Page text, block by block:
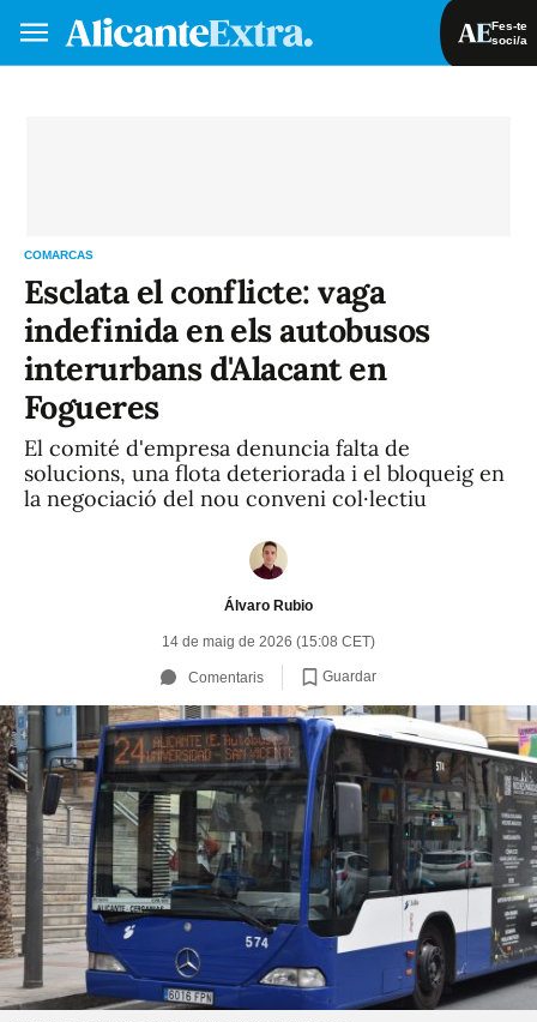
Fes-te
soci/a
COMARCAS
Esclata el conflicte: vaga
indefinida en els autobusos
interurbans d'Alacant en
Fogueres
El comité d'empresa denuncia falta de
solucions, una flota deteriorada i el bloqueig en
la negociació del nou conveni col·lectiu
Álvaro Rubio
14 de maig de 2026 (15:08 CET)
Comentaris Guardar